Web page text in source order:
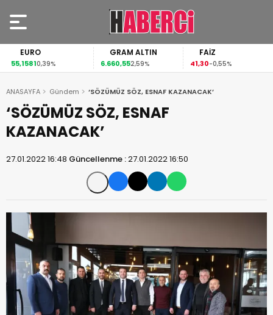
EURO
55,15810,39%
GRAM ALTIN
6.660,552,59%
FAİZ
41,30-0,55%
ANASAYFA Gündem ‘SÖZÜMÜZ SÖZ, ESNAF KAZANACAK’
‘SÖZÜMÜZ SÖZ, ESNAF
KAZANACAK’
27.01.2022 16:48 Güncellenme :27.01.2022 16:50